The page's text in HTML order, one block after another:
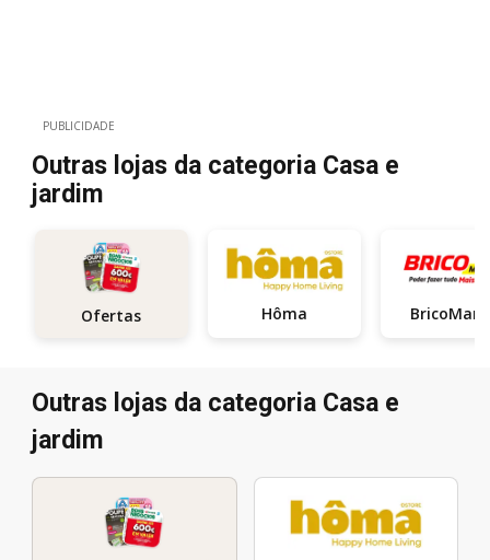
PUBLICIDADE
Outras lojas da categoria Casa e
jardim
Ofertas Hôma
Outras lojas da categoria Casa e
jardim